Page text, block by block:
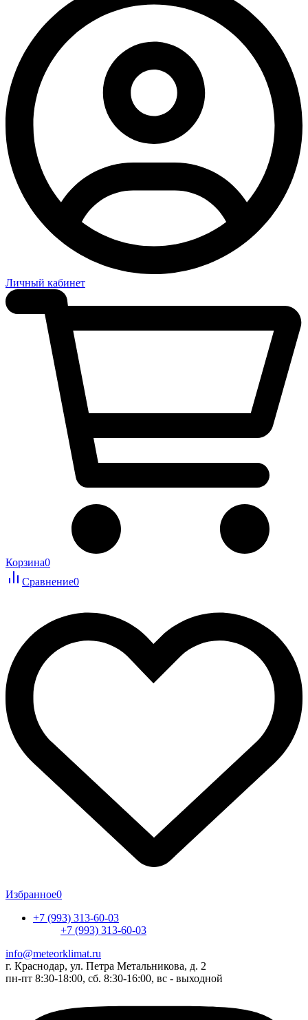
Личный кабинет
Корзина0
Сравнение0
Избранное0
+7 (993) 313-60-03
+7 (993) 313-60-03
info@meteorklimat.ru
г. Краснодар, ул. Петра Метальникова, д. 2
пн-пт 8:30-18:00, сб. 8:30-16:00, вс - выходной